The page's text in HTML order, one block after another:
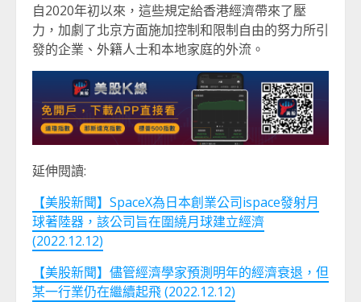
自2020年初以來，這些規定給香港經濟帶來了壓
力，加劇了北京方面施加控制和限制自由的努力所引
發的企業、外籍人士和本地家庭的外流。
延伸閱讀:
【美股新聞】SpaceX為日本創業公司ispace發射月
球著陸器，該公司旨在圍繞月球建立經濟
(2022.12.12)
【美股新聞】儘管經濟學家預測明年的經濟衰退，但
某一行業仍在繼續起飛 (2022.12.12)